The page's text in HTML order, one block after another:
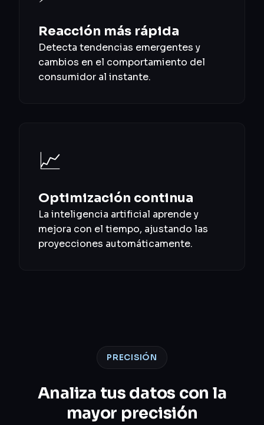
Reacción más rápida
Detecta tendencias emergentes y
cambios en el comportamiento del
consumidor al instante.
📈
Optimización continua
La inteligencia artificial aprende y
mejora con el tiempo, ajustando las
proyecciones automáticamente.
PRECISIÓN
Analiza tus datos con la
mayor precisión